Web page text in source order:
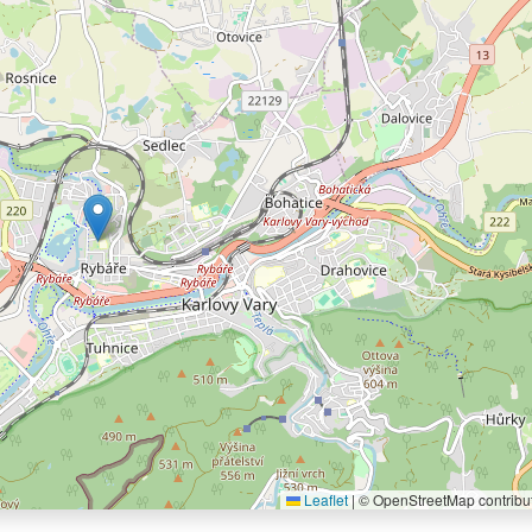
Leaflet | © OpenStreetMap